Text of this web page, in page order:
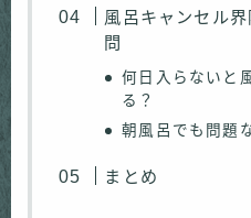
風呂キャンセル
問
何日入らないと
る？
朝風呂でも問題
まとめ